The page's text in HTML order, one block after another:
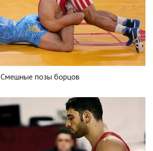
Смешные позы борцов